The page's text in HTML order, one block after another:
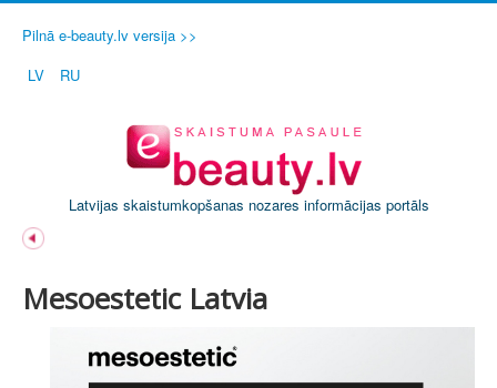
Pilnā e-beauty.lv versija >>
LV
RU
Latvijas skaistumkopšanas nozares informācijas portāls
Mesoestetic Latvia